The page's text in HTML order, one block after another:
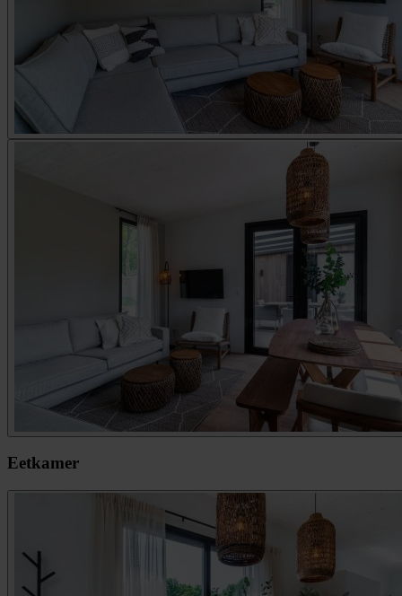
Eetkamer